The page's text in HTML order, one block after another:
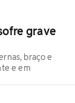
grave
braço e
e em